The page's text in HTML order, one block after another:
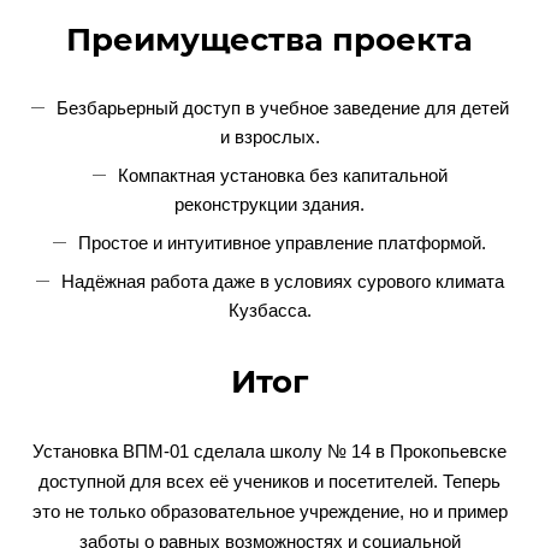
Преимущества проекта
Безбарьерный доступ в учебное заведение для детей
и взрослых.
Компактная установка без капитальной
реконструкции здания.
Простое и интуитивное управление платформой.
Надёжная работа даже в условиях сурового климата
Кузбасса.
Итог
Установка ВПМ-01 сделала школу № 14 в Прокопьевске
доступной для всех её учеников и посетителей. Теперь
это не только образовательное учреждение, но и пример
заботы о равных возможностях и социальной